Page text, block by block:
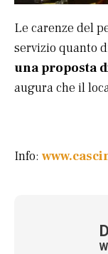
Le carenze del
servizio quanto
una proposta
augura che il
Info: